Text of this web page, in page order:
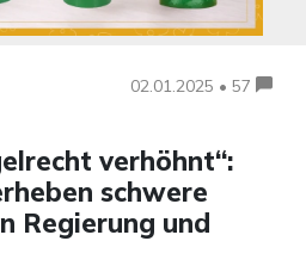
02.01.2025 • 57
verhöhnt“:
schwere
Regierung und